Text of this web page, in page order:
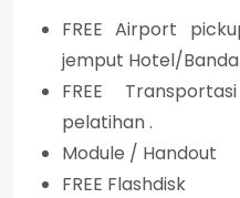
FREE Airport
jemput Hotel/
FREE
pelatihan .
Module / Handout
FREE Flashdisk